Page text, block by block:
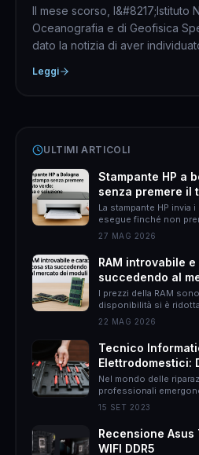
Il mese scorso, l&#8217;Istituto
Oceanografia e di Geofisica
dato la notizia di aver
Leggi
ULTIMI ARTICOLI
Stampante HP a
senza premere il
soluzione
La stampante HP invia
esegue finché non
è quasi sempre HP
27 MAG 2026
RAM introvabile
succedendo al
I prezzi della RAM
disponibilità si è
come muoversi per
22 MAG 2026
Tecnico
Elettrodomestici:
Mondo delle
Nel mondo delle
professionali
campo: il tecnico
l&#8217;obiettivo di
responsabilità,
il cliente possono
15 SET 2023
Recensione Asus
WIFI DDR5